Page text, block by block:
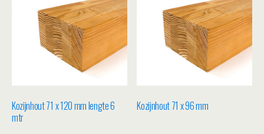
Kozijnhout 71 x 120 mm lengte 6
mtr
Kozijnhout 71 x 96 mm